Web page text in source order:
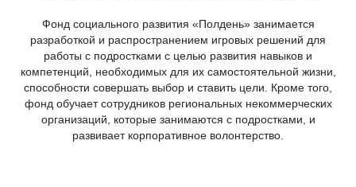
Фонд социального развития «Полдень» занимается
разработкой и распространением игровых решений для
работы с подростками с целью развития навыков и
компетенций, необходимых для их самостоятельной жизни,
способности совершать выбор и ставить цели. Кроме того,
фонд обучает сотрудников региональных некоммерческих
организаций, которые занимаются с подростками, и
развивает корпоративное волонтерство.